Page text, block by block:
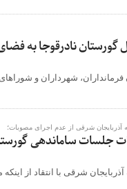
گورستان نادرقوجا به
شهرداران و
آذربایجان شرقی از عدم اجرای مصوبات؛
جلسات ساماندهی
شرقی با انتقاد از